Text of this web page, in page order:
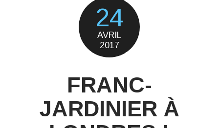
24
AVRIL
2017
FRANC-
JARDINIER À